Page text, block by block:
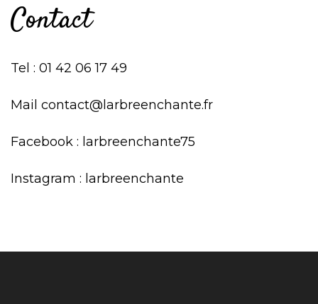
Contact
Tel : 01 42 06 17 49
Mail contact@larbreenchante.fr
Facebook : larbreenchante75
Instagram : larbreenchante